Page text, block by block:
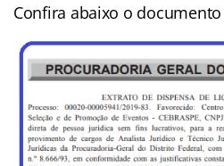
Confira abaixo o